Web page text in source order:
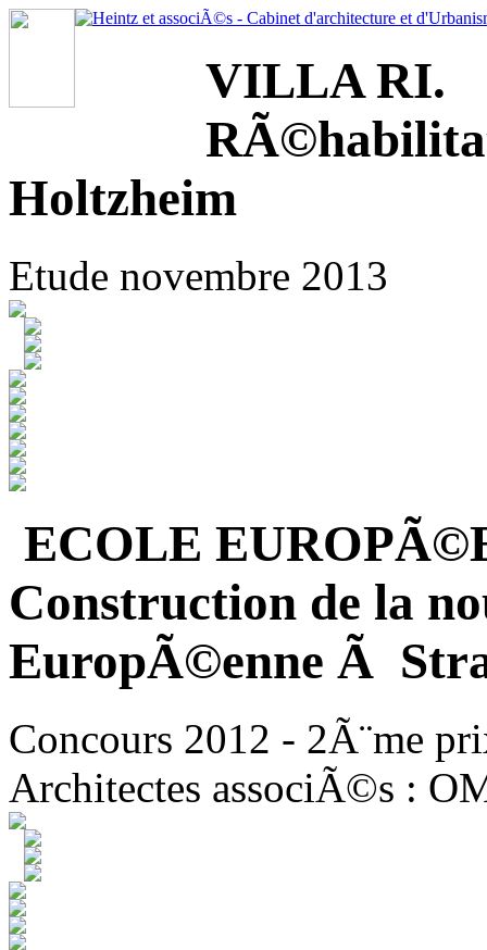
VILLA RI.
Holtzheim
Etude novembre 2013
ECOLE
Construction de la
EuropÃ©enne Ã
Concours 2012 - 2Ã¨me
Architectes associÃ©s :